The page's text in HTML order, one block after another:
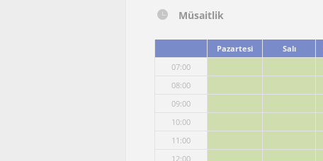
Müsaitlik
Pazartesi Salı
07:00
08:00
09:00
10:00
11:00
12:00